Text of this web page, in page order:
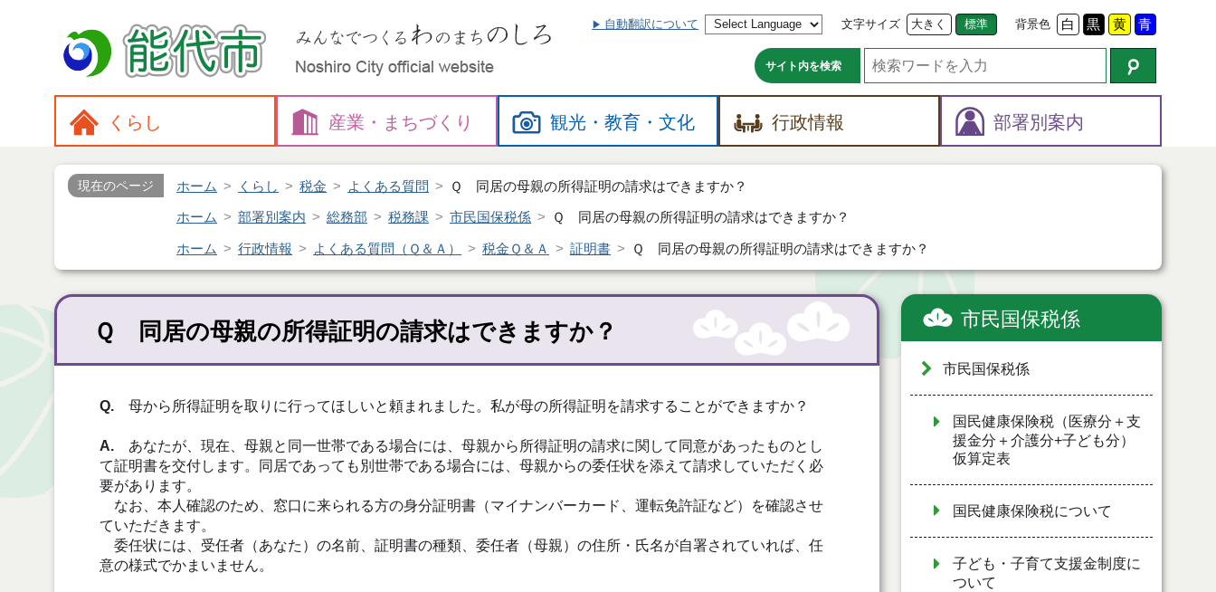
自動翻訳について 文字サイズ 大きく 標準 背景色 白 黒 黄 青
サイト内を検索
くらし 産業・ まちづくり 観光・教育・文化 行政情報 部署別案内
現在のページ ホーム くらし 税金 よくある質問 Ｑ 同居の母親の所得証明の請求はできますか？
ホーム 部署別案内 総務部 税務課 市民国保税係 Ｑ 同居の母親の所得証明の請求はできますか？
ホーム 行政情報 よくある質問（Ｑ＆Ａ） 税金Ｑ＆Ａ 証明書 Ｑ 同居の母親の所得証明の請求はできますか？
Ｑ 同居の母親の所得証明の請求はできますか？
Q. 母から所得証明を取りに行ってほしいと頼まれました。私が母の所得証明を請求することができますか？
A. あなたが、現在、母親と同一世帯である場合には、母親から所得証明の請求に関して同意があったものとし
て証明書を交付します。同居であっても別世帯である場合には、母親からの委任状を添えて請求していただく必
要があります。
なお、本人確認のため、窓口に来られる方の身分証明書（マイナンバーカード、運転免許証など）を確認させ
ていただきます。
委任状には、受任者（あなた）の名前、証明書の種類、委任者（母親）の住所・氏名が自署されていれば、任
意の様式でかまいません。
市民国保税係
市民国保税係
国民健康保険税（医療分＋支
援金分＋介護分+子ども分）
仮算定表
国民健康保険税について
子ども・子育て支援金制度に
ついて